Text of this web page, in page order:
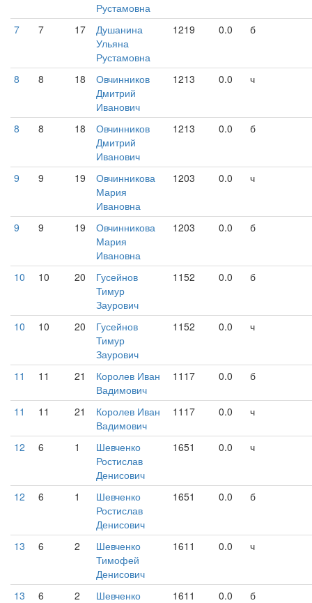
Рустамовна
7 7 17
Душанина
Ульяна
Рустамовна
1219 0.0 б
8 8 18
Овчинников
Дмитрий
Иванович
1213 0.0 ч
8 8 18
Овчинников
Дмитрий
Иванович
1213 0.0 б
9 9 19
Овчинникова
Мария
Ивановна
1203 0.0 ч
9 9 19
Овчинникова
Мария
Ивановна
1203 0.0 б
10 10 20
Гусейнов
Тимур
Заурович
1152 0.0 б
10 10 20
Гусейнов
Тимур
Заурович
1152 0.0 ч
11 11 21
Королев Иван
Вадимович
1117 0.0 б
11 11 21
Королев Иван
Вадимович
1117 0.0 ч
12 6 1
Шевченко
Ростислав
Денисович
1651 0.0 ч
12 6 1
Шевченко
Ростислав
Денисович
1651 0.0 б
13 6 2
Шевченко
Тимофей
Денисович
1611 0.0 ч
13 6 2
Шевченко
1611 0.0 б